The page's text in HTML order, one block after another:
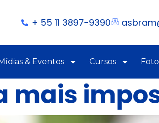
+ 55 11 3897-9390
& Eventos Cursos
mais